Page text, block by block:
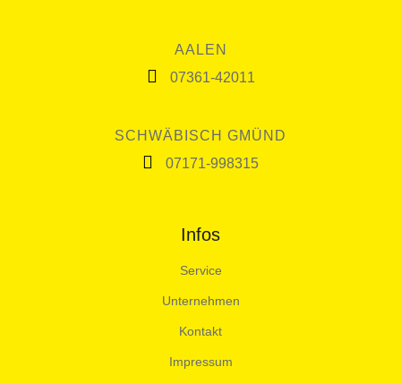
AALEN
07361-42011
SCHWÄBISCH GMÜND
07171-998315
Infos
Service
Unternehmen
Kontakt
Impressum